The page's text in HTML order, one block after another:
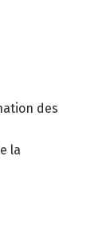
des
la